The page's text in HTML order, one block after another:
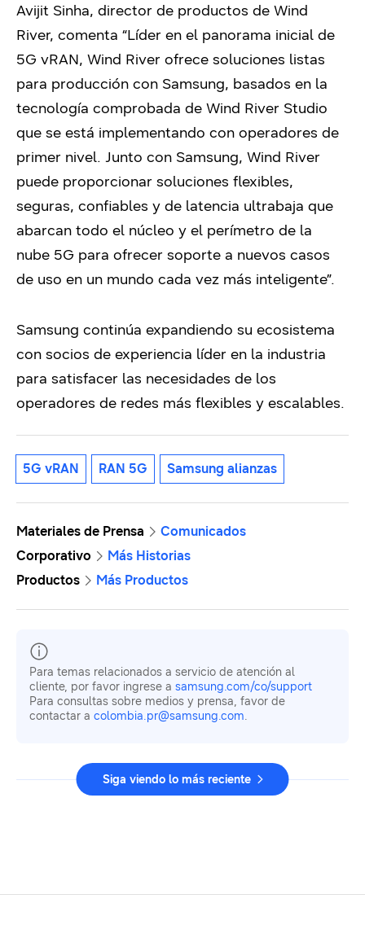
Avijit Sinha, director de productos de Wind
River, comenta “Líder en el panorama inicial de
5G vRAN, Wind River ofrece soluciones listas
para producción con Samsung, basados en la
tecnología comprobada de Wind River Studio
que se está implementando con operadores de
primer nivel. Junto con Samsung, Wind River
puede proporcionar soluciones flexibles,
seguras, confiables y de latencia ultrabaja que
abarcan todo el núcleo y el perímetro de la
nube 5G para ofrecer soporte a nuevos casos
de uso en un mundo cada vez más inteligente”.
Samsung continúa expandiendo su ecosistema
con socios de experiencia líder en la industria
para satisfacer las necesidades de los
operadores de redes más flexibles y escalables.
5G vRAN RAN 5G Samsung alianzas
Materiales de Prensa
Comunicados
Corporativo
Más Historias
Productos
Más Productos
Para temas relacionados a servicio de atención al
cliente, por favor ingrese a samsung.com/co/support
Para consultas sobre medios y prensa, favor de
contactar a colombia.pr@samsung.com.
Siga viendo lo más reciente